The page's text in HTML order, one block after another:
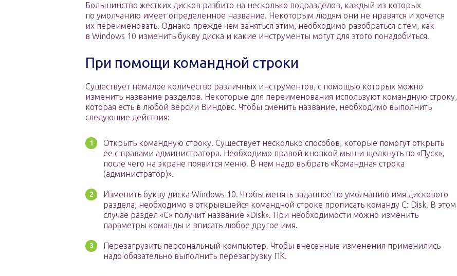
Большинство жестких дисков разбито на несколько подразделов, каждый из которых
по умолчанию имеет определенное название. Некоторым людям они не нравятся и хочется
их переименовать. Однако прежде чем заняться этим, необходимо разобраться с тем, как
в Windows 10 изменить букву диска и какие инструменты могут для этого понадобиться.
При помощи командной строки
Существует немалое количество различных инструментов, с помощью которых можно
изменить название разделов. Некоторые для переименования используют командную строку,
которая есть в любой версии Виндовс. Чтобы сменить название, необходимо выполнить
следующие действия:
Открыть командную строку. Существует несколько способов, которые помогут открыть
ее с правами администратора. Необходимо правой кнопкой мыши щелкнуть по «Пуск»,
после чего на экране появится меню. В нем надо выбрать «Командная строка
(администратор)».
Изменить букву диска Windows 10. Чтобы менять заданное по умолчанию имя дискового
раздела, необходимо в открывшейся командной строке прописать команду C: Disk. В этом
случае раздел «С» получит название «Disk». При необходимости можно изменить
параметры команды и вписать любое другое имя.
Перезагрузить персональный компьютер. Чтобы внесенные изменения применились
надо обязательно выполнить перезагрузку ПК.